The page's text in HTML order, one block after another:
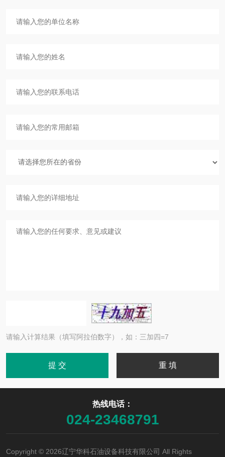
请输入计算结果（填写阿拉伯数字），如：三加四=7
热线电话：
024-23468791
Copyright © 2026辽宁华科石油设备科技有限公司 All Rights